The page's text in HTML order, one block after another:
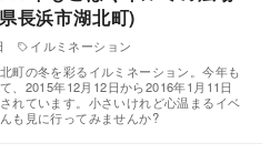
長浜市湖北町)
イルミネーション
町の冬を彩るイルミネーション。今年も
、2015年12月12日から2016年1月11日
れています。小さいけれど心温まるイベ
も見に行ってみませんか?